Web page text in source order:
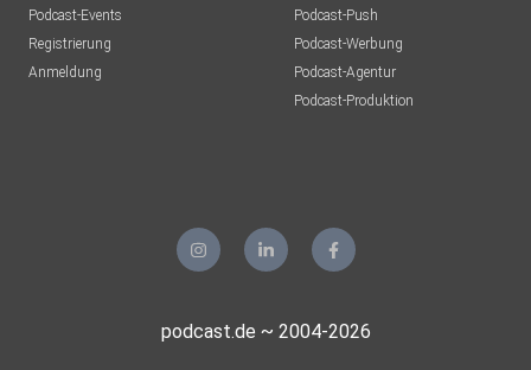
Podcast-Events
Registrierung
Anmeldung
Podcast-Push
Podcast-Werbung
Podcast-Agentur
Podcast-Produktion
podcast.de ~ 2004-2026